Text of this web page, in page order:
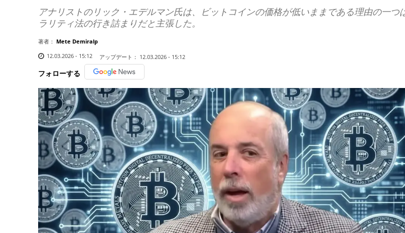
アナリストのリック・エデルマン氏は、ビットコインの価格が低いままである理由の一つ
ラリティ法の行き詰まりだと主張した。
著者： Mete Demiralp
12.03.2026 - 15:12
アップデート： 12.03.2026 - 15:12
フォローする